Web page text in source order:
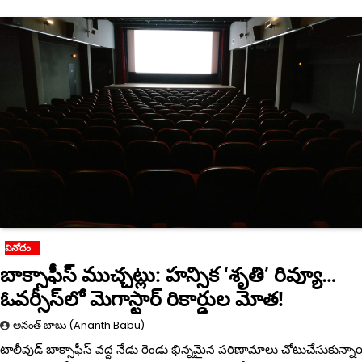
వినోదం
బాక్సాఫీస్ ముచ్చట్లు: హన్సిక ‘శృతి’ రివ్యూ…
ఓవర్సీస్‌లో మెగాస్టార్ రికార్డుల మోత!
అనంత్ బాబు (Ananth Babu)
టాలీవుడ్ బాక్సాఫీస్ వద్ద నేడు రెండు భిన్నమైన పరిణామాలు